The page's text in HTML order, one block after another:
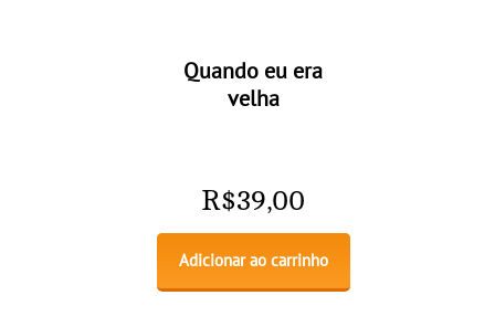
Quando eu era
velha
R$39,00
Adicionar ao carrinho